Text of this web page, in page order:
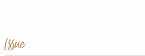
Issue